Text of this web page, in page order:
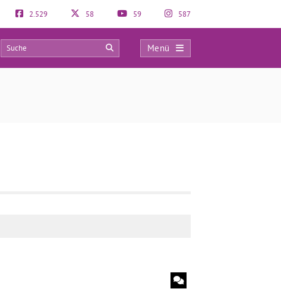
2.529 58 59 587
Menü
0